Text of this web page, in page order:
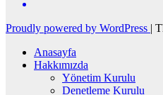
Proudly powered by WordPress |
Anasayfa
Hakkımızda
Yönetim Kurulu
Denetleme Kurulu